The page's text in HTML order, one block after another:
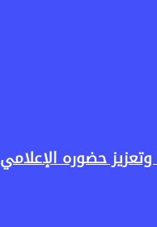
حضوره الإعلامي